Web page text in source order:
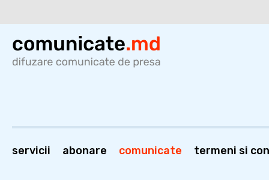
servicii abonare comunicate termeni si